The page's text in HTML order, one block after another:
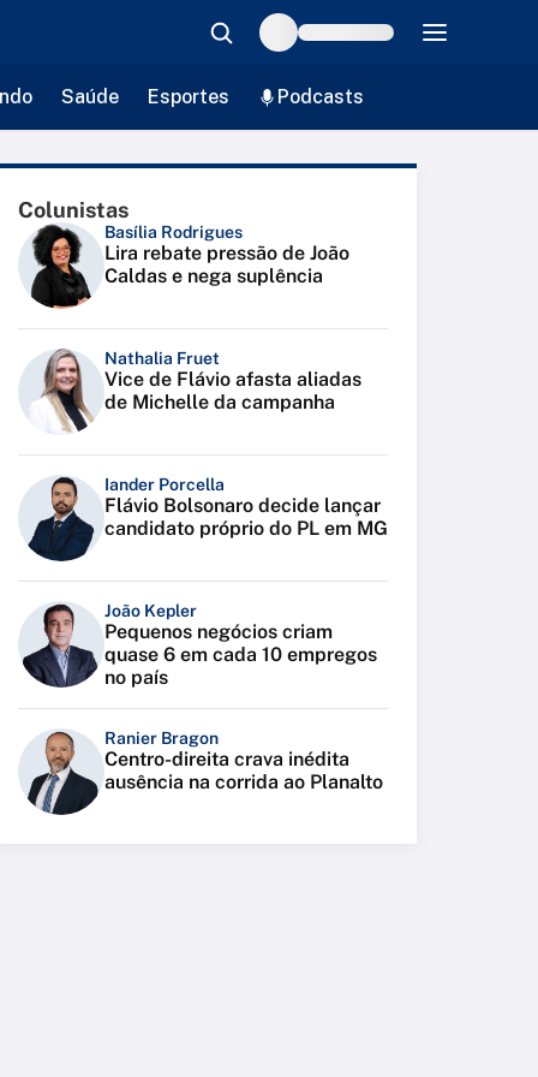
Saúde Esportes Podcasts
Colunistas
Basília Rodrigues
Lira rebate pressão de João
Caldas e nega suplência
Nathalia Fruet
Vice de Flávio afasta aliadas
de Michelle da campanha
Iander Porcella
Flávio Bolsonaro decide lançar
candidato próprio do PL em MG
João Kepler
Pequenos negócios criam
quase 6 em cada 10 empregos
no país
Ranier Bragon
Centro-direita crava inédita
ausência na corrida ao Planalto